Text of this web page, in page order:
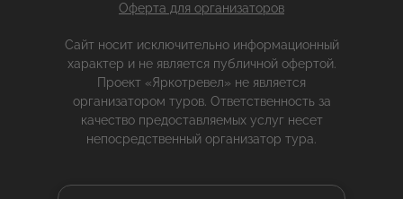
Оферта для организаторов
Сайт носит исключительно информационный
характер и не является публичной офертой.
Проект «Яркотревел» не является
организатором туров. Ответственность за
качество предоставляемых услуг несет
непосредственный организатор тура.